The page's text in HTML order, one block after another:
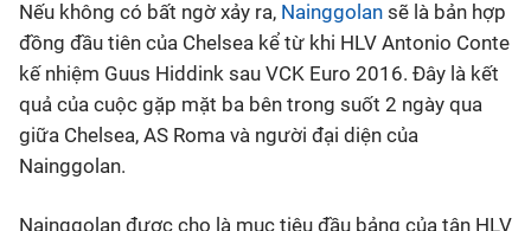
Các môn khác
VIDEO
Bên lề
Nếu không có bất ngờ xảy ra, Nainggolan sẽ là bản hợp
đồng đầu tiên của Chelsea kể từ khi HLV Antonio Conte
kế nhiệm Guus Hiddink sau VCK Euro 2016. Đây là kết
quả của cuộc gặp mặt ba bên trong suốt 2 ngày qua
giữa Chelsea, AS Roma và người đại diện của
Nainggolan.
Nainggolan được cho là mục tiêu đầu bảng của tân HLV